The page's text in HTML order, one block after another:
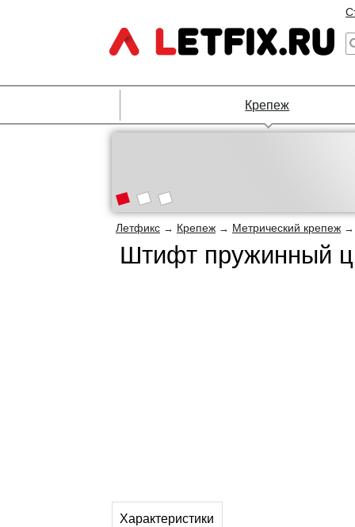
Крепеж
Летфикс → Крепеж → Метрический крепеж
Штифт пружинный
Характеристики